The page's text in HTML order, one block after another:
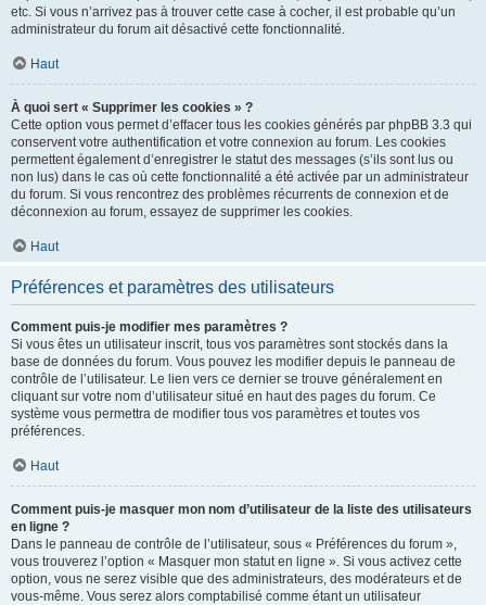
etc. Si vous n’arrivez pas à trouver cette case à cocher, il est probable qu’un
administrateur du forum ait désactivé cette fonctionnalité.
Haut
À quoi sert « Supprimer les cookies » ?
Cette option vous permet d’effacer tous les cookies générés par phpBB 3.3 qui
conservent votre authentification et votre connexion au forum. Les cookies
permettent également d’enregistrer le statut des messages (s’ils sont lus ou
non lus) dans le cas où cette fonctionnalité a été activée par un administrateur
du forum. Si vous rencontrez des problèmes récurrents de connexion et de
déconnexion au forum, essayez de supprimer les cookies.
Haut
Préférences et paramètres des utilisateurs
Comment puis-je modifier mes paramètres ?
Si vous êtes un utilisateur inscrit, tous vos paramètres sont stockés dans la
base de données du forum. Vous pouvez les modifier depuis le panneau de
contrôle de l’utilisateur. Le lien vers ce dernier se trouve généralement en
cliquant sur votre nom d’utilisateur situé en haut des pages du forum. Ce
système vous permettra de modifier tous vos paramètres et toutes vos
préférences.
Haut
Comment puis-je masquer mon nom d’utilisateur de la liste des utilisateurs
en ligne ?
Dans le panneau de contrôle de l’utilisateur, sous « Préférences du forum »,
vous trouverez l’option « Masquer mon statut en ligne ». Si vous activez cette
option, vous ne serez visible que des administrateurs, des modérateurs et de
vous-même. Vous serez alors comptabilisé comme étant un utilisateur